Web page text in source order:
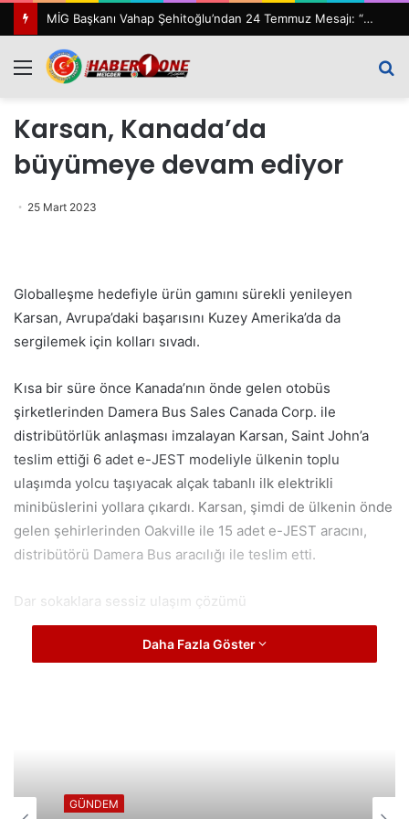
MİG Başkanı Vahap Şehitoğlu’ndan 24 Temmuz Mesajı: “111 Yıl Sonra Hâlâ Basın Özgürlüğünü Konuşuyoruz”
Menü
Karsan, Kanada’da
büyümeye devam ediyor
25 Mart 2023
Globalleşme hedefiyle ürün gamını sürekli yenileyen
Karsan, Avrupa’daki başarısını Kuzey Amerika’da da
sergilemek için kolları sıvadı.
Kısa bir süre önce Kanada’nın önde gelen otobüs
şirketlerinden Damera Bus Sales Canada Corp. ile
distribütörlük anlaşması imzalayan Karsan, Saint John’a
teslim ettiği 6 adet e-JEST modeliyle ülkenin toplu
ulaşımda yolcu taşıyacak alçak tabanlı ilk elektrikli
minibüslerini yollara çıkardı. Karsan, şimdi de ülkenin önde
gelen şehirlerinden Oakville ile 15 adet e-JEST aracını,
distribütörü Damera Bus aracılığı ile teslim etti.
Dar sokaklara sessiz ulaşım çözümü
Avrupa’nın en çok satılan elektrikli minibüsü e-JEST ile
boyutları ve sessizliğiyle bölgenin huzuruna da katkı
Daha Fazla Göster
GÜNDEM